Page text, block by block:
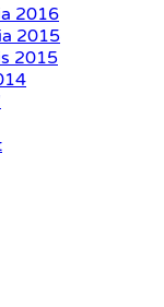
2016
2015
2015